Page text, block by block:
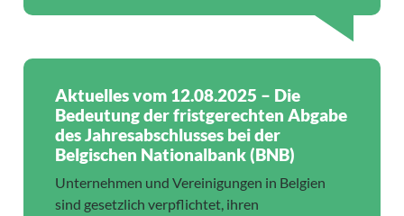
Aktuelles vom 12.08.2025 – Die
Bedeutung der fristgerechten Abgabe
des Jahresabschlusses bei der
Belgischen Nationalbank (BNB)
Unternehmen und Vereinigungen in Belgien
sind gesetzlich verpflichtet, ihren